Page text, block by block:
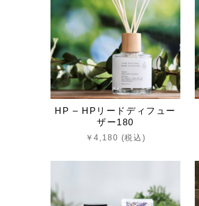
HP – HPリードディフュー
ザー180
￥4,180 (税込)